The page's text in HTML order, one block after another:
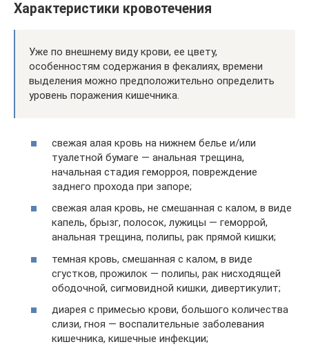
Характеристики кровотечения
Уже по внешнему виду крови, ее цвету,
особенностям содержания в фекалиях, времени
выделения можно предположительно определить
уровень поражения кишечника.
свежая алая кровь на нижнем белье и/или
туалетной бумаге — анальная трещина,
начальная стадия геморроя, повреждение
заднего прохода при запоре;
свежая алая кровь, не смешанная с калом, в виде
капель, брызг, полосок, лужицы — геморрой,
анальная трещина, полипы, рак прямой кишки;
темная кровь, смешанная с калом, в виде
сгустков, прожилок — полипы, рак нисходящей
ободочной, сигмовидной кишки, дивертикулит;
диарея с примесью крови, большого количества
слизи, гноя — воспалительные заболевания
кишечника, кишечные инфекции;